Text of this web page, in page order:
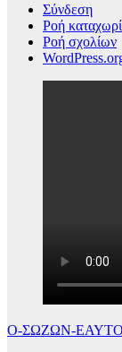
Σύνδεση
Ροή
Ροή σχολίων
Ο-ΣΩΖΩΝ-